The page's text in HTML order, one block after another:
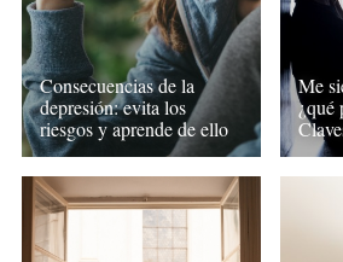
Consecuencias de la
depresión: evita los
riesgos y aprende de ello
Me
¿qué